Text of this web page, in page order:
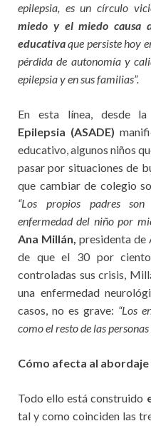
epilepsia, es un círculo
miedo y el miedo causa
educativaque persiste hoy
pérdida de autonomía y
epilepsia y en sus familias”.
En esta línea, desde
Epilepsia (ASADE)
educativo, algunos niños
pasar por situaciones de
que cambiar de colegio
“Los propios padres
enfermedad del niño por
Ana Millán, presidenta de
de que el 30 por
controladas sus crisis,
una enfermedad
casos, no es grave: “Los
como el resto de las
Cómo afecta al abordaje
Todo ello está construido
tal y como coinciden las